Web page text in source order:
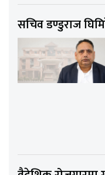
सचिव डण्डुराज